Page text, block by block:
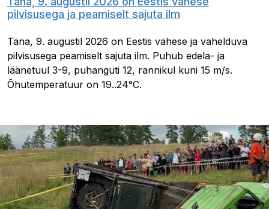
pilvisusega ja peamiselt sajuta ilm
Täna, 9. augustil 2026 on Eestis vähese ja vahelduva
pilvisusega peamiselt sajuta ilm. Puhub edela- ja
läänetuul 3-9, puhanguti 12, rannikul kuni 15 m/s.
Õhutemperatuur on 19..24°C.